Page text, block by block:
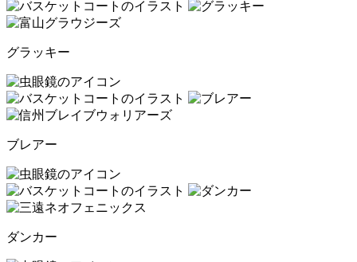
グラッキー
ブレアー
ダンカー